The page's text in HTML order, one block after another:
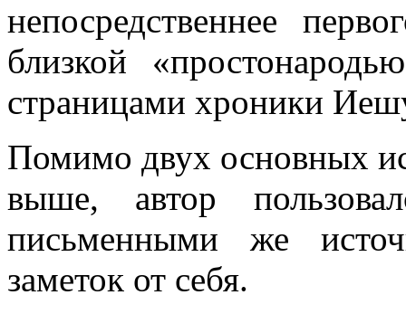
непосредственнее
близкой
страницами хроники
Помимо двух основных
выше, автор
письменными же
заметок от себя.